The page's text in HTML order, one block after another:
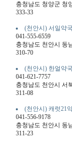
충청남도 청양군 청
333-33
(천안시) 서일약
041-555-6559
충청남도 천안시 동
310-70
(천안시) 한얼약
041-621-7757
충청남도 천안시 서
311-08
(천안시) 캐럿21
041-556-9178
충청남도 천안시 동
311-23